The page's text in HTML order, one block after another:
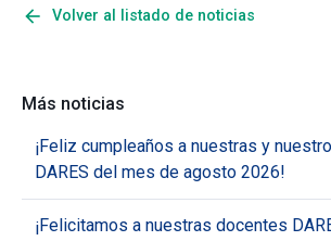
arrow_back Volver al listado de noticias
Más noticias
¡Feliz cumpleaños a nuestras y
DARES del mes de agosto 2026!
¡Felicitamos a nuestras docentes